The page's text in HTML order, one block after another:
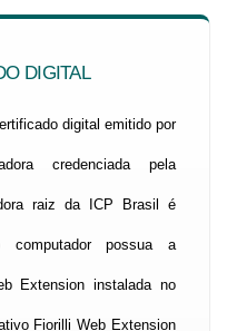
DIGITAL
digital emitido por
credenciada pela
raiz da ICP Brasil é
computador possua a
Extension instalada no
Fiorilli Web Extension